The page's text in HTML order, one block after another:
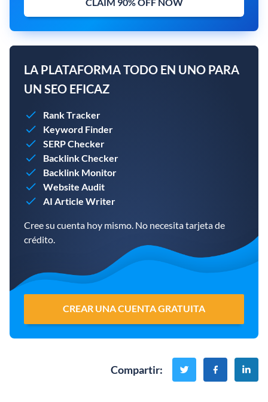
CLAIM 90% OFF NOW
LA PLATAFORMA TODO EN UNO PARA
UN SEO EFICAZ
Rank Tracker
Keyword Finder
SERP Checker
Backlink Checker
Backlink Monitor
Website Audit
AI Article Writer
Cree su cuenta hoy mismo. No necesita tarjeta de
crédito.
CREAR UNA CUENTA GRATUITA
Compartir: